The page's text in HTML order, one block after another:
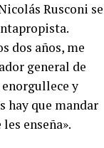
Rusconi se
dos años, me
general de
y
hay que mandar
enseña».